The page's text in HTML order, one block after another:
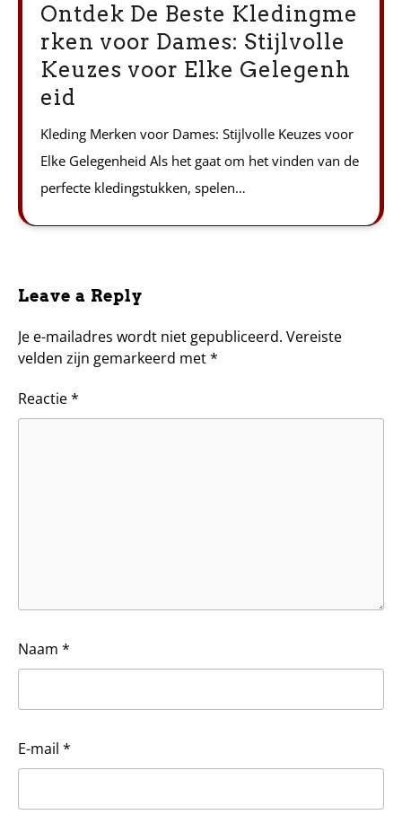
Ontdek De Beste Kledingme
rken voor Dames: Stijlvolle
Keuzes voor Elke Gelegenh
eid
Kleding Merken voor Dames: Stijlvolle Keuzes voor
Elke Gelegenheid Als het gaat om het vinden van de
perfecte kledingstukken, spelen…
Leave a Reply
Je e-mailadres wordt niet gepubliceerd. Vereiste
velden zijn gemarkeerd met*
Reactie*
Naam *
E-mail *